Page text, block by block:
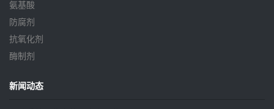
氨基酸
防腐剂
抗氧化剂
酶制剂
新闻动态